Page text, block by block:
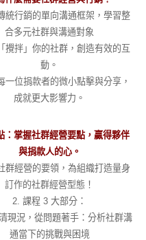
統行銷的單向溝通框架，學習整
合多元社群與溝通對象
攪拌」你的社群，創造有效的互
動。
一位捐款者的微小點擊與分享，
成就更大影響力。
：掌握社群經營要點，贏得夥伴
與捐款人的心。
群經營的要領，為組織打造量身
訂作的社群經營型態！
2. 課程 3 大部分：
清現況，從問題著手：分析社群溝
通當下的挑戰與困境